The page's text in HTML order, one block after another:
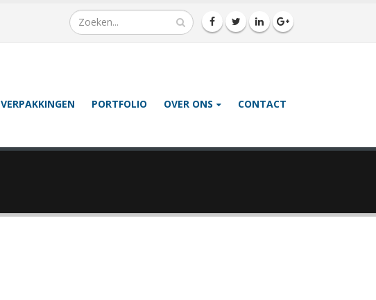
VERPAKKINGEN PORTFOLIO OVER ONS CONTACT